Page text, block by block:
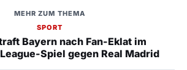
MEHR ZUM THEMA
SPORT
Bayern nach Fan-Eklat im
Spiel gegen Real Madrid